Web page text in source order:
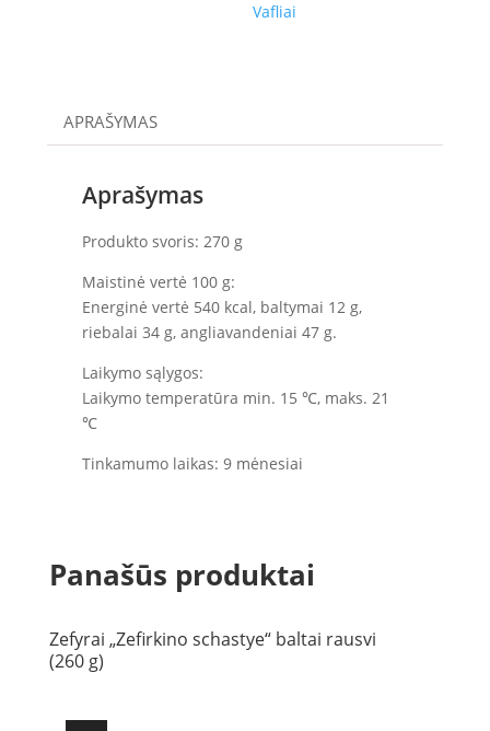
Vafliai
APRAŠYMAS
Aprašymas
Produkto svoris: 270 g
Maistinė vertė 100 g:
Energinė vertė 540 kcal, baltymai 12 g,
riebalai 34 g, angliavandeniai 47 g.
Laikymo sąlygos:
Laikymo temperatūra min. 15 ℃, maks. 21
℃
Tinkamumo laikas: 9 mėnesiai
Panašūs produktai
Zefyrai „Zefirkino schastye“ baltai rausvi
(260 g)